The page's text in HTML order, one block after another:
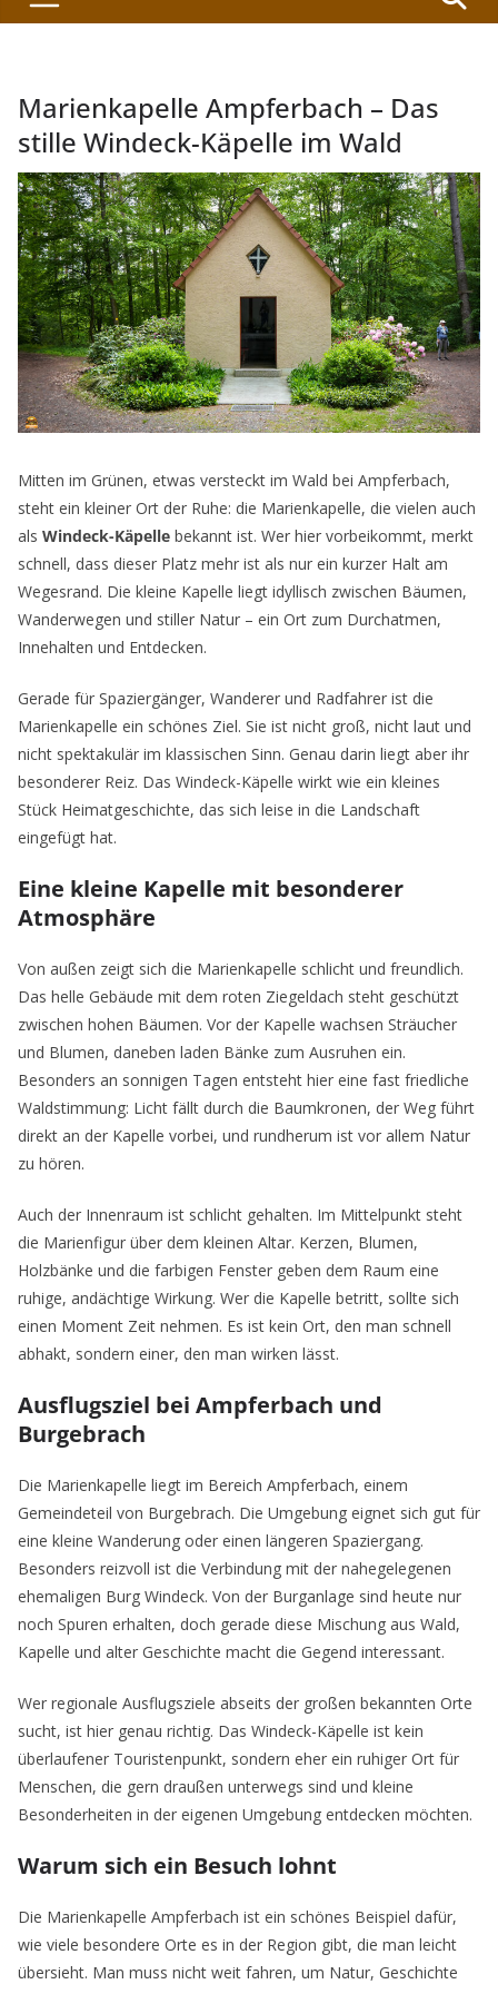
Marienkapelle Ampferbach – Das
stille Windeck-Käpelle im Wald
Mitten im Grünen, etwas versteckt im Wald bei Ampferbach,
steht ein kleiner Ort der Ruhe: die Marienkapelle, die vielen auch
als Windeck-Käpelle bekannt ist. Wer hier vorbeikommt, merkt
schnell, dass dieser Platz mehr ist als nur ein kurzer Halt am
Wegesrand. Die kleine Kapelle liegt idyllisch zwischen Bäumen,
Wanderwegen und stiller Natur – ein Ort zum Durchatmen,
Innehalten und Entdecken.
Gerade für Spaziergänger, Wanderer und Radfahrer ist die
Marienkapelle ein schönes Ziel. Sie ist nicht groß, nicht laut und
nicht spektakulär im klassischen Sinn. Genau darin liegt aber ihr
besonderer Reiz. Das Windeck-Käpelle wirkt wie ein kleines
Stück Heimatgeschichte, das sich leise in die Landschaft
eingefügt hat.
Eine kleine Kapelle mit besonderer
Atmosphäre
Von außen zeigt sich die Marienkapelle schlicht und freundlich.
Das helle Gebäude mit dem roten Ziegeldach steht geschützt
zwischen hohen Bäumen. Vor der Kapelle wachsen Sträucher
und Blumen, daneben laden Bänke zum Ausruhen ein.
Besonders an sonnigen Tagen entsteht hier eine fast friedliche
Waldstimmung: Licht fällt durch die Baumkronen, der Weg führt
direkt an der Kapelle vorbei, und rundherum ist vor allem Natur
zu hören.
Auch der Innenraum ist schlicht gehalten. Im Mittelpunkt steht
die Marienfigur über dem kleinen Altar. Kerzen, Blumen,
Holzbänke und die farbigen Fenster geben dem Raum eine
ruhige, andächtige Wirkung. Wer die Kapelle betritt, sollte sich
einen Moment Zeit nehmen. Es ist kein Ort, den man schnell
abhakt, sondern einer, den man wirken lässt.
Ausflugsziel bei Ampferbach und
Burgebrach
Die Marienkapelle liegt im Bereich Ampferbach, einem
Gemeindeteil von Burgebrach. Die Umgebung eignet sich gut für
eine kleine Wanderung oder einen längeren Spaziergang.
Besonders reizvoll ist die Verbindung mit der nahegelegenen
ehemaligen Burg Windeck. Von der Burganlage sind heute nur
noch Spuren erhalten, doch gerade diese Mischung aus Wald,
Kapelle und alter Geschichte macht die Gegend interessant.
Wer regionale Ausflugsziele abseits der großen bekannten Orte
sucht, ist hier genau richtig. Das Windeck-Käpelle ist kein
überlaufener Touristenpunkt, sondern eher ein ruhiger Ort für
Menschen, die gern draußen unterwegs sind und kleine
Besonderheiten in der eigenen Umgebung entdecken möchten.
Warum sich ein Besuch lohnt
Die Marienkapelle Ampferbach ist ein schönes Beispiel dafür,
wie viele besondere Orte es in der Region gibt, die man leicht
übersieht. Man muss nicht weit fahren, um Natur, Geschichte